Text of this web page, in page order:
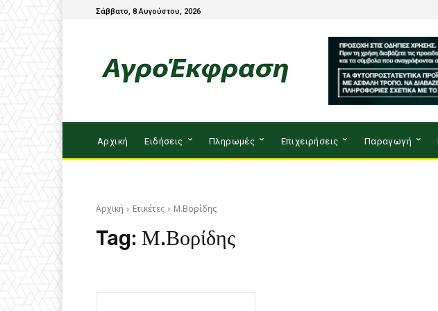
Σάββατο, 8 Αυγούστου, 2026
Αρχική Ειδήσεις Πληρωμές Επιχειρήσεις Παραγωγή
Αρχική Ετικέτες Μ.Βορίδης
Tag: Μ.Βορίδης